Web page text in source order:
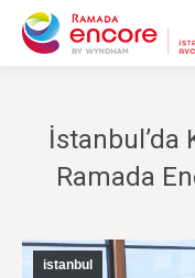
İstanbul’da
Ramada
istanbul